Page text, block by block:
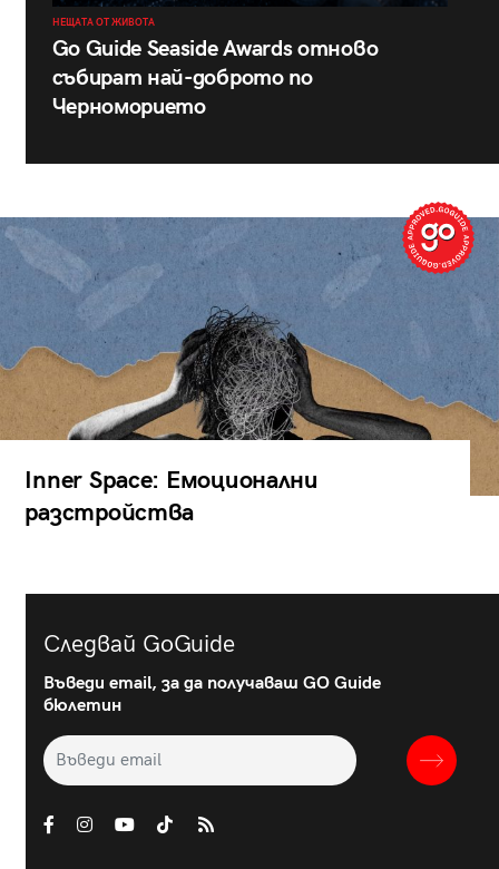
НЕЩАТА ОТ ЖИВОТА
Go Guide Seaside Awards отново
събират най-доброто по
Черноморието
Inner Space: Емоционални
разстройства
Следвай GoGuide
Въведи email, за да получаваш GO Guide
бюлетин